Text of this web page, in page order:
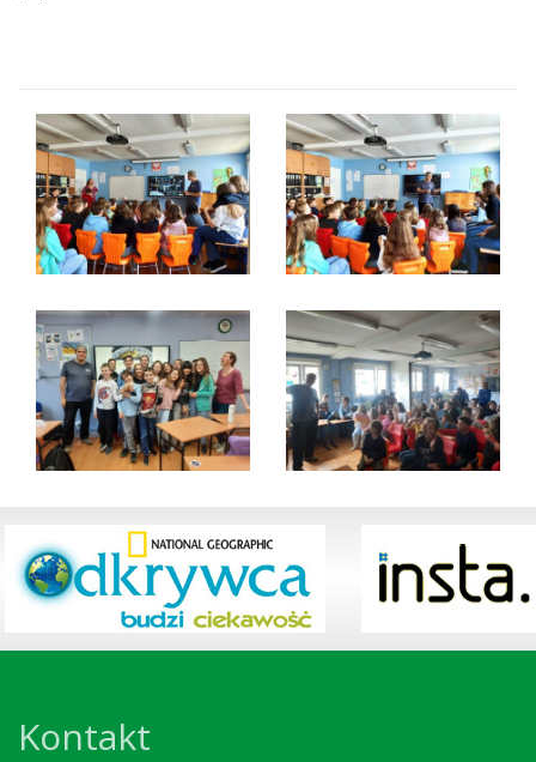
Kontakt